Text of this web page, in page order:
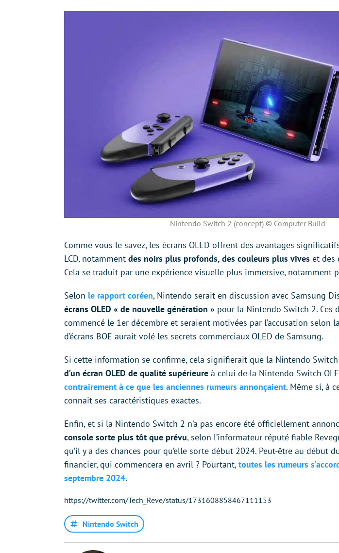
Nintendo Switch 2 (concept) ©️ Computer Build
Comme vous le savez, les écrans OLED offrent des avantages
LCD, notamment des noirs plus profonds, des couleurs plus vives et des
Cela se traduit par une expérience visuelle plus immersive, notamment
Selon le rapport coréen, Nintendo serait en discussion avec Samsung
écrans OLED « de nouvelle génération » pour la Nintendo Switch 2. Ces
commencé le 1er décembre et seraient motivées par l’accusation selon
d’écrans BOE aurait volé les secrets commerciaux OLED de Samsung.
Si cette information se confirme, cela signifierait que la Nintendo
d’un écran OLED de qualité supérieure à celui de la Nintendo Switch
contrairement à ce que les anciennes rumeurs annonçaient. Même si, à
connait ses caractéristiques exactes.
Enfin, et si la Nintendo Switch 2 n’a pas encore été officiellement
console sorte plus tôt que prévu, selon l’informateur réputé fiable
qu’il y a des chances pour qu’elle sorte début 2024. Peut-être au début
financier, qui commencera en avril ? Pourtant,toutes les rumeurs
septembre 2024.
https://twitter.com/Tech_Reve/status/1731608858467111153
Nintendo Switch